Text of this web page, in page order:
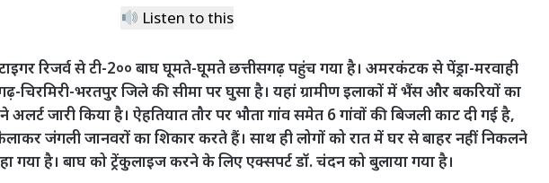
Listen to this
टाइगर रिजर्व से टी-2०० बाघ घूमते-घूमते छत्तीसगढ़ पहुंच गया है। अमरकंटक से पेंड्रा-मरवाही
चिरमिरी-भरतपुर जिले की सीमा पर घुसा है। यहां ग्रामीण इलाकों में भैंस और बकरियों का
अलर्ट जारी किया है। ऐहतियात तौर पर भौता गांव समेत 6 गांवों की बिजली काट दी गई है,
जंगली जानवरों का शिकार करते हैं। साथ ही लोगों को रात में घर से बाहर नहीं निकलने
है। बाघ को ट्रेंकुलाइज करने के लिए एक्सपर्ट डॉ. चंदन को बुलाया गया है।